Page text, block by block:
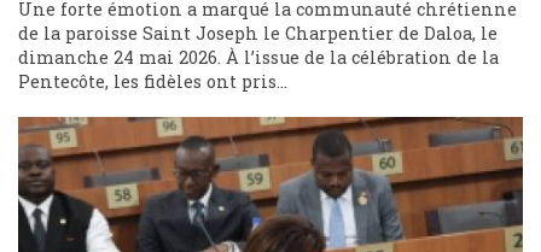
Une forte émotion a marqué la communauté chrétienne
de la paroisse Saint Joseph le Charpentier de Daloa, le
dimanche 24 mai 2026. À l’issue de la célébration de la
Pentecôte, les fidèles ont pris...